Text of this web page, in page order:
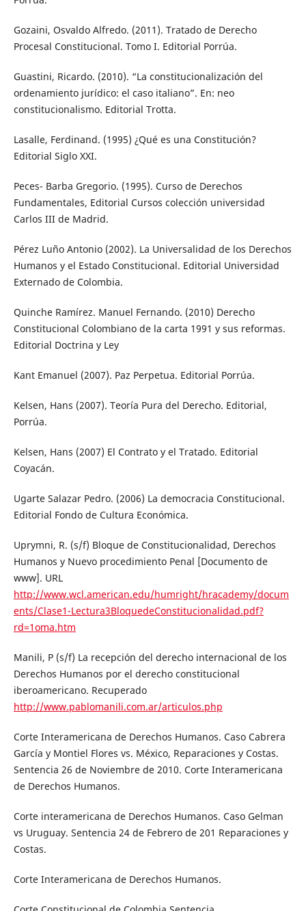
Gozaini, Osvaldo Alfredo. (2011). Tratado de Derecho
Procesal Constitucional. Tomo I. Editorial Porrúa.
Guastini, Ricardo. (2010). “La constitucionalización del
ordenamiento jurídico: el caso italiano”. En: neo
constitucionalismo. Editorial Trotta.
Lasalle, Ferdinand. (1995) ¿Qué es una Constitución?
Editorial Siglo XXI.
Peces- Barba Gregorio. (1995). Curso de Derechos
Fundamentales, Editorial Cursos colección universidad
Carlos III de Madrid.
Pérez Luño Antonio (2002). La Universalidad de los Derechos
Humanos y el Estado Constitucional. Editorial Universidad
Externado de Colombia.
Quinche Ramírez. Manuel Fernando. (2010) Derecho
Constitucional Colombiano de la carta 1991 y sus reformas.
Editorial Doctrina y Ley
Kant Emanuel (2007). Paz Perpetua. Editorial Porrúa.
Kelsen, Hans (2007). Teoría Pura del Derecho. Editorial,
Porrúa.
Kelsen, Hans (2007) El Contrato y el Tratado. Editorial
Coyacán.
Ugarte Salazar Pedro. (2006) La democracia Constitucional.
Editorial Fondo de Cultura Económica.
Uprymni, R. (s/f) Bloque de Constitucionalidad, Derechos
Humanos y Nuevo procedimiento Penal [Documento de
www]. URL
http://www.wcl.american.edu/humright/hracademy/docum
ents/Clase1-Lectura3BloquedeConstitucionalidad.pdf?
rd=1oma.htm
Manili, P (s/f) La recepción del derecho internacional de los
Derechos Humanos por el derecho constitucional
iberoamericano. Recuperado
http://www.pablomanili.com.ar/articulos.php
Corte Interamericana de Derechos Humanos. Caso Cabrera
García y Montiel Flores vs. México, Reparaciones y Costas.
Sentencia 26 de Noviembre de 2010. Corte Interamericana
de Derechos Humanos.
Corte interamericana de Derechos Humanos. Caso Gelman
vs Uruguay. Sentencia 24 de Febrero de 201 Reparaciones y
Costas.
Corte Interamericana de Derechos Humanos.